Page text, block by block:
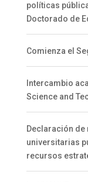
políticas
Doctorado de
Comienza el
Intercambio
Science and
Declaración
universitarias
recursos